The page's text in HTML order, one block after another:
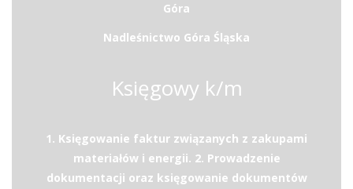
Góra
Nadleśnictwo Góra Śląska
Księgowy k/m
1. Księgowanie faktur związanych z zakupami
materiałów i energii. 2. Prowadzenie
dokumentacji oraz księgowanie dokumentów